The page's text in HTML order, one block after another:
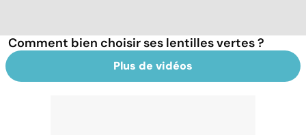
Comment bien choisir ses lentilles vertes ?
Plus de vidéos